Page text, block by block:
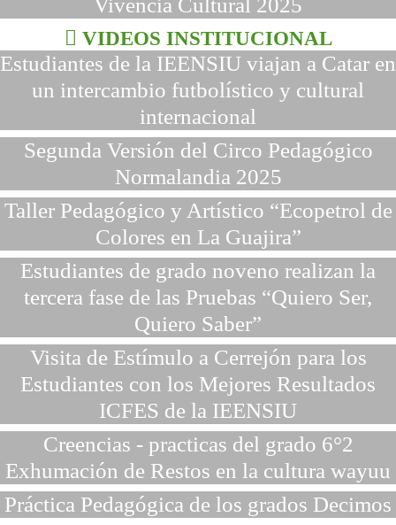
Vivencia Cultural 2025
VIDEOS INSTITUCIONAL
Estudiantes de la IEENSIU viajan a Catar en
un intercambio futbolístico y cultural
internacional
Segunda Versión del Circo Pedagógico
Normalandia 2025
Taller Pedagógico y Artístico “Ecopetrol de
Colores en La Guajira”
Estudiantes de grado noveno realizan la
tercera fase de las Pruebas “Quiero Ser,
Quiero Saber”
Visita de Estímulo a Cerrejón para los
Estudiantes con los Mejores Resultados
ICFES de la IEENSIU
Creencias - practicas del grado 6°2
Exhumación de Restos en la cultura wayuu
Práctica Pedagógica de los grados Decimos